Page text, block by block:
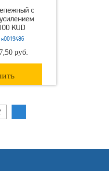
с
KUD
я0019486
руб.